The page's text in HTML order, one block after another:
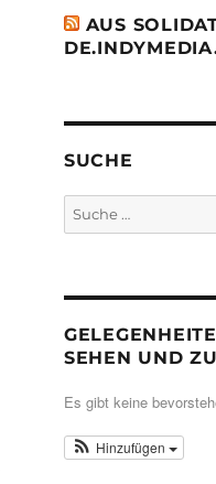
AUS
SUCHE
Suche
nach:
SEHEN UND
Es gibt keine
Hinzufügen